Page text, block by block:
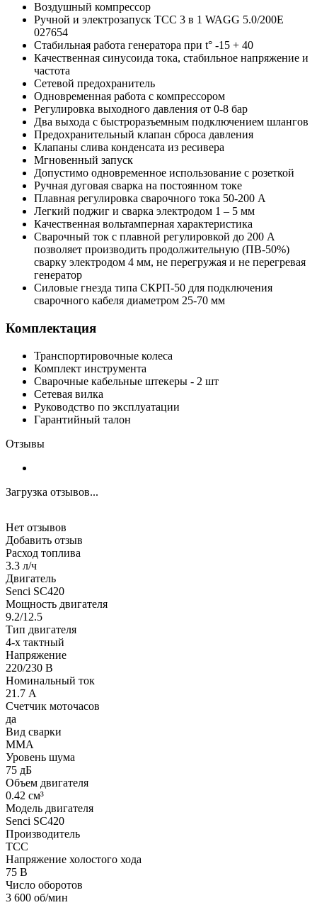
Воздушный компрессор
Ручной и электрозапуск ТСС 3 в 1 WAGG 5.0/200E
027654
Стабильная работа генератора при t° -15 + 40
Качественная синусоида тока, стабильное напряжение и
частота
Сетевой предохранитель
Одновременная работа с компрессором
Регулировка выходного давления от 0-8 бар
Два выхода с быстроразъемным подключением шлангов
Предохранительный клапан сброса давления
Клапаны слива конденсата из ресивера
Мгновенный запуск
Допустимо одновременное использование с розеткой
Ручная дуговая сварка на постоянном токе
Плавная регулировка сварочного тока 50-200 А
Легкий поджиг и сварка электродом 1 – 5 мм
Качественная вольтамперная характеристика
Сварочный ток с плавной регулировкой до 200 А
позволяет производить продолжительную (ПВ-50%)
сварку электродом 4 мм, не перегружая и не перегревая
генератор
Силовые гнезда типа СКРП-50 для подключения
сварочного кабеля диаметром 25-70 мм
Комплектация
Транспортировочные колеса
Комплект инструмента
Сварочные кабельные штекеры - 2 шт
Сетевая вилка
Руководство по эксплуатации
Гарантийный талон
Отзывы
Загрузка отзывов...
Нет отзывов
Добавить отзыв
Расход топлива
3.3 л/ч
Двигатель
Senci SC420
Мощность двигателя
9.2/12.5
Тип двигателя
4-х тактный
Напряжение
220/230 В
Номинальный ток
21.7 А
Счетчик моточасов
да
Вид сварки
MMA
Уровень шума
75 дБ
Объем двигателя
0.42 см³
Модель двигателя
Senci SC420
Производитель
ТСС
Напряжение холостого хода
75 В
Число оборотов
3 600 об/мин